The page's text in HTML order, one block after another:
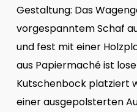
Gestaltung: Das
vorgespanntem Schaf
und fest mit einer
aus Papiermaché ist
Kutschenbock platziert
einer ausgepolsterten